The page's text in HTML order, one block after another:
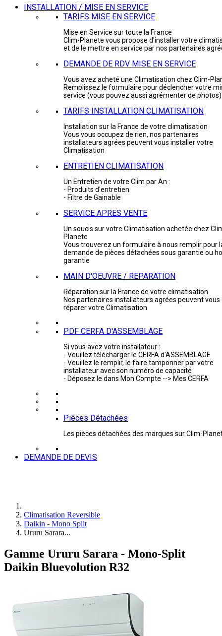
INSTALLATION / MISE EN SERVICE
TARIFS MISE EN SERVICE
Mise en Service sur toute la France
Clim-Planete vous propose d'installer votre
et de le mettre en service par nos partenaires
DEMANDE DE RDV MISE EN SERVICE
Vous avez acheté une Climatisation chez Clim-
Remplissez le formulaire pour déclencher votre
service (vous pouvez aussi agrémenter de photos)
TARIFS INSTALLATION CLIMATISATION
Installation sur la France de votre climatisation
Vous vous occupez de rien, nos partenaires
installateurs agrées peuvent vous installer votre
Climatisation
ENTRETIEN CLIMATISATION
Un Entretien de votre Clim par An :
- Produits d'entretien
- Filtre de Gainable
SERVICE APRES VENTE
Un soucis sur votre Climatisation achetée chez
Planete
Vous trouverez un formulaire à nous remplir pour
demande de pièces détachées sous garantie ou
garantie
MAIN D'OEUVRE / REPARATION
Réparation sur la France de votre climatisation
Nos partenaires installateurs agrées peuvent vous
réparer votre Climatisation
PDF CERFA D'ASSEMBLAGE
Si vous avez votre installateur :
- Veuillez télécharger le CERFA d'ASSEMBLAGE
- Veuillez le remplir, le faire tamponner par votre
installateur avec son numéro de capacité
- Déposez le dans Mon Compte --> Mes CERFA
Pièces Détachées
Les pièces détachées des marques sur Clim-
DEMANDE DE DEVIS
Climatisation Reversible
Daikin - Mono Split
Ururu Sarara...
Gamme Ururu Sarara - Mono-Split
Daikin Bluevolution R32